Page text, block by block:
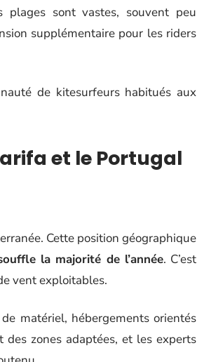
sont vastes, souvent peu
supplémentaire pour les riders
de kitesurfeurs habitués aux
et le Portugal
Cette position géographique
la majorité de l’année. C’est
vent exploitables.
matériel, hébergements orientés
des zones adaptées, et les experts